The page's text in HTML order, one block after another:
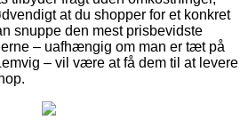
at du shopper for et konkret
snuppe den mest prisbevidste
– uafhængig om man er tæt på
– vil være at få dem til at levere